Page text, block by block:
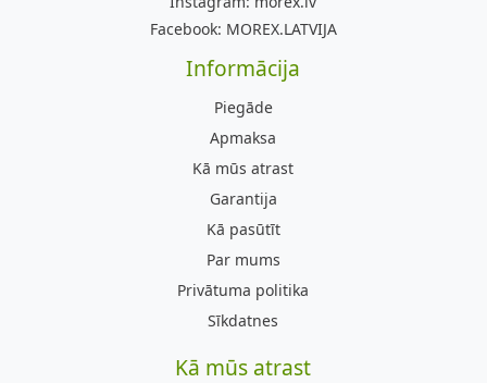
Facebook: MOREX.LATVIJA
Informācija
Piegāde
Apmaksa
Kā mūs atrast
Garantija
Kā pasūtīt
Par mums
Privātuma politika
Sīkdatnes
Kā mūs atrast